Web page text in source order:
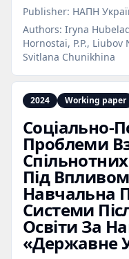
Publisher: НАПН
Authors: Iryna
Hornostai, P.P.,
Svitlana Chunikhina
2024 Working paper
Проблеми
Під
Навчальна
Системи
Освіти За
«Державне